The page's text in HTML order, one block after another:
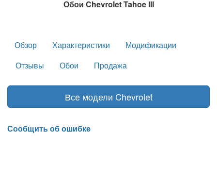
Обои Chevrolet Tahoe III
Обзор Характеристики
Модификации
Отзывы
Обои Продажа
Все модели Chevrolet
Сообщить об ошибке